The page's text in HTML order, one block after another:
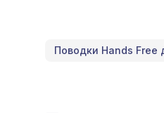
Поводки Hands Free